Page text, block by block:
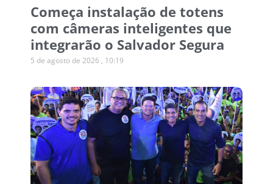
Começa instalação de totens
com câmeras inteligentes que
integrarão o Salvador Segura
5 de agosto de 2026 10:19